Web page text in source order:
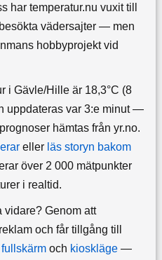
har temperatur.nu vuxit till
vädersajter — men
hobbyprojekt vid
i Gävle/Hille är 18,3°C (8
uppdateras var 3:e minut —
hämtas från yr.no.
eller läs storyn bakom
över 2 000 mätpunkter
i realtid.
vidare? Genom att
och får tillgång till
fullskärmoch kioskläge—